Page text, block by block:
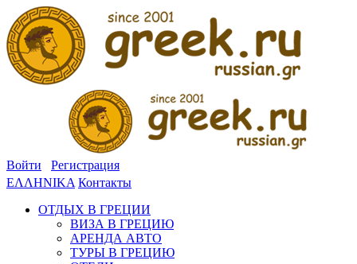
Войти
Регистрация
ΕΛΛΗΝΙΚΑ Контакты
ОТДЫХ В ГРЕЦИИ
ВИЗА В ГРЕЦИЮ
АРЕНДА АВТО
ТУРЫ В ГРЕЦИЮ